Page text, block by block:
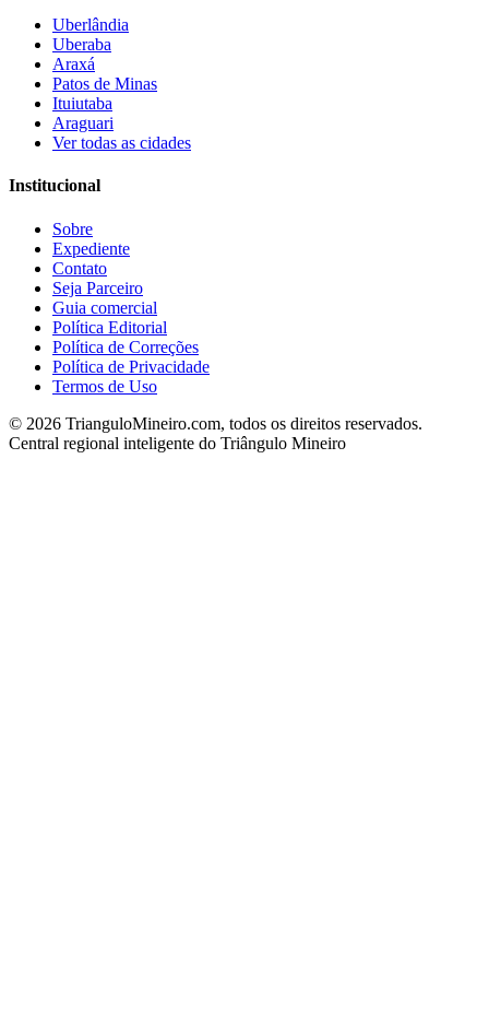
Uberlândia
Uberaba
Araxá
Patos de Minas
Ituiutaba
Araguari
Ver todas as cidades
Institucional
Sobre
Expediente
Contato
Seja Parceiro
Guia comercial
Política Editorial
Política de Correções
Política de Privacidade
Termos de Uso
© 2026 TrianguloMineiro.com, todos os direitos reservados.
Central regional inteligente do Triângulo Mineiro